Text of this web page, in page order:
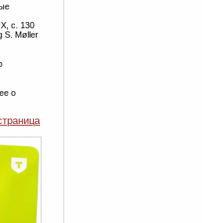
с. 130
S. Møller
о